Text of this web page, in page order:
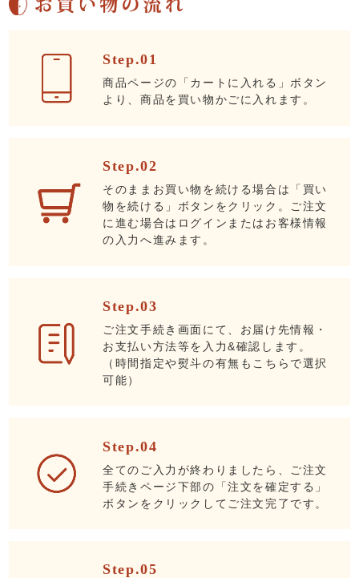
Step.01
商品ページの「カートに入れる」ボタン
より、商品を買い物かごに入れます。
Step.02
そのままお買い物を続ける場合は「買い
物を続ける」ボタンをクリック。ご注文
に進む場合はログインまたはお客様情報
の入力へ進みます。
Step.03
ご注文手続き画面にて、お届け先情報・
お支払い方法等を入力&確認します。
（時間指定や熨斗の有無もこちらで選択
可能）
Step.04
全てのご入力が終わりましたら、ご注文
手続きページ下部の「注文を確定する」
ボタンをクリックしてご注文完了です。
Step.05